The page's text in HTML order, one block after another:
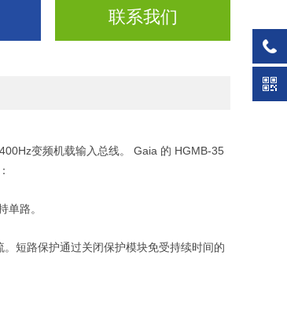
联系我们
变频机载输入总线。 Gaia 的 HGMB-35
单路。
短路保护通过关闭保护模块免受持续时间的